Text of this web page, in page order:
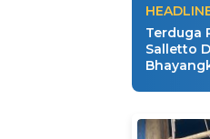
Terduga
Salletto